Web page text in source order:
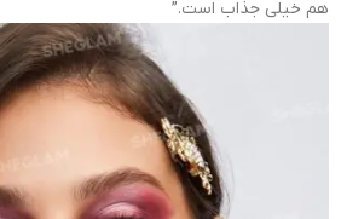
هم خیلی جذاب است.”